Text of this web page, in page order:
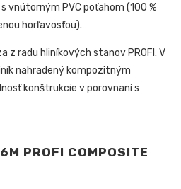
vnútorným PVC poťahom (100 %
horľavosťou).
z radu hliníkových stanov PROFI. V
nahradený kompozitným
konštrukcie v porovnaní s